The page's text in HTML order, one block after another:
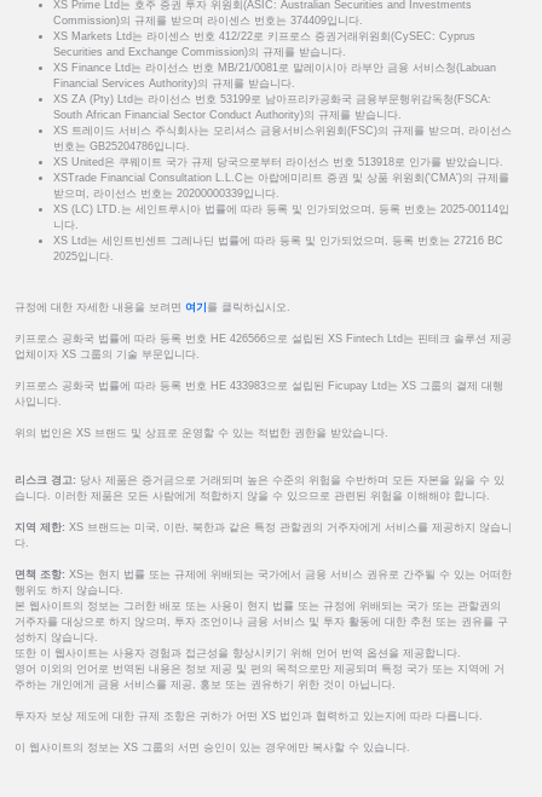
XS Prime Ltd는 호주 증권 투자 위원회(ASIC: Australian Securities and Investments
Commission)의 규제를 받으며 라이센스 번호는 374409입니다.
XS Markets Ltd는 라이센스 번호 412/22로 키프로스 증권거래위원회(CySEC: Cyprus
Securities and Exchange Commission)의 규제를 받습니다.
XS Finance Ltd는 라이선스 번호 MB/21/0081로 말레이시아 라부안 금융 서비스청(Labuan
Financial Services Authority)의 규제를 받습니다.
XS ZA (Pty) Ltd는 라이선스 번호 53199로 남아프리카공화국 금융부문행위감독청(FSCA:
South African Financial Sector Conduct Authority)의 규제를 받습니다.
XS 트레이드 서비스 주식회사는 모리셔스 금융서비스위원회(FSC)의 규제를 받으며, 라이선스
번호는 GB25204786입니다.
XS United은 쿠웨이트 국가 규제 당국으로부터 라이선스 번호 513918로 인가를 받았습니다.
XSTrade Financial Consultation L.L.C는 아랍에미리트 증권 및 상품 위원회('CMA')의 규제를
받으며, 라이선스 번호는 20200000339입니다.
XS (LC) LTD.는 세인트루시아 법률에 따라 등록 및 인가되었으며, 등록 번호는 2025-00114입
니다.
XS Ltd는 세인트빈센트 그레나딘 법률에 따라 등록 및 인가되었으며, 등록 번호는 27216 BC
2025입니다.
규정에 대한 자세한 내용을 보려면 여기 를 클릭하십시오.
키프로스 공화국 법률에 따라 등록 번호 HE 426566으로 설립된 XS Fintech Ltd는 핀테크 솔루션 제공
업체이자 XS 그룹의 기술 부문입니다.
키프로스 공화국 법률에 따라 등록 번호 HE 433983으로 설립된 Ficupay Ltd는 XS 그룹의 결제 대행
사입니다.
위의 법인은 XS 브랜드 및 상표로 운영할 수 있는 적법한 권한을 받았습니다.
리스크 경고: 당사 제품은 증거금으로 거래되며 높은 수준의 위험을 수반하며 모든 자본을 잃을 수 있
습니다. 이러한 제품은 모든 사람에게 적합하지 않을 수 있으므로 관련된 위험을 이해해야 합니다.
지역 제한: XS 브랜드는 미국, 이란, 북한과 같은 특정 관할권의 거주자에게 서비스를 제공하지 않습니
다.
면책 조항: XS는 현지 법률 또는 규제에 위배되는 국가에서 금융 서비스 권유로 간주될 수 있는 어떠한
행위도 하지 않습니다.
본 웹사이트의 정보는 그러한 배포 또는 사용이 현지 법률 또는 규정에 위배되는 국가 또는 관할권의
거주자를 대상으로 하지 않으며, 투자 조언이나 금융 서비스 및 투자 활동에 대한 추천 또는 권유를 구
성하지 않습니다.
또한 이 웹사이트는 사용자 경험과 접근성을 향상시키기 위해 언어 번역 옵션을 제공합니다.
영어 이외의 언어로 번역된 내용은 정보 제공 및 편의 목적으로만 제공되며 특정 국가 또는 지역에 거
주하는 개인에게 금융 서비스를 제공, 홍보 또는 권유하기 위한 것이 아닙니다.
투자자 보상 제도에 대한 규제 조항은 귀하가 어떤 XS 법인과 협력하고 있는지에 따라 다릅니다.
이 웹사이트의 정보는 XS 그룹의 서면 승인이 있는 경우에만 복사할 수 있습니다.